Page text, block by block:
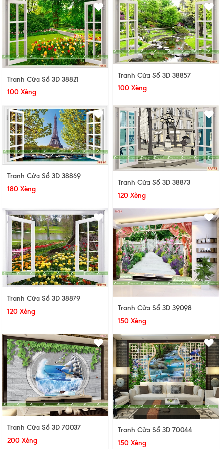
Tranh Cửa Sổ 3D 38821
100 Xèng
Tranh Cửa Sổ 3D 38857
100 Xèng
Tranh Cửa Sổ 3D 38869
180 Xèng
Tranh Cửa Sổ 3D 38873
120 Xèng
Tranh Cửa Sổ 3D 38879
120 Xèng
Tranh Cửa Sổ 3D 39098
150 Xèng
Tranh Cửa Sổ 3D 70037
200 Xèng
Tranh Cửa Sổ 3D 70044
150 Xèng